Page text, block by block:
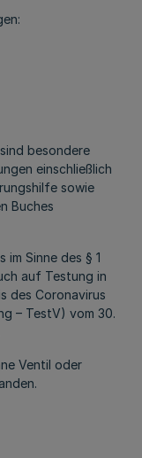
besondere
einschließlich
sowie
Buches
Sinne des § 1
auf Testung in
des Coronavirus
– TestV) vom 30.
Ventil oder